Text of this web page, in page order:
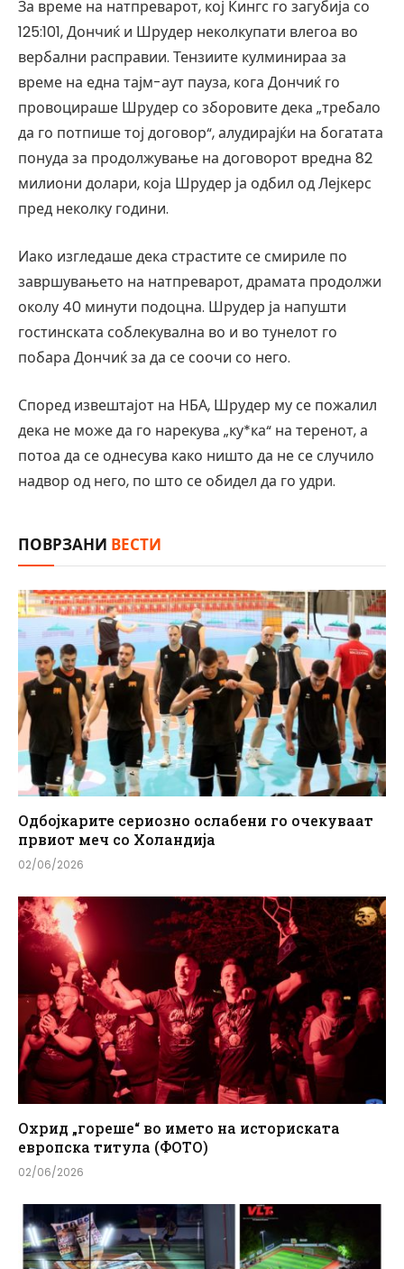
За време на натпреварот, кој Кингс го загубија со
125:101, Дончиќ и Шрудер неколкупати влегоа во
вербални расправии. Тензиите кулминираа за
време на една тајм-аут пауза, кога Дончиќ го
провоцираше Шрудер со зборовите дека „требало
да го потпише тој договор“, алудирајќи на богатата
понуда за продолжување на договорот вредна 82
милиони долари, која Шрудер ја одбил од Лејкерс
пред неколку години.
Иако изгледаше дека страстите се смириле по
завршувањето на натпреварот, драмата продолжи
околу 40 минути подоцна. Шрудер ја напушти
гостинската соблекувална во и во тунелот го
побара Дончиќ за да се соочи со него.
Според извештајот на НБА, Шрудер му се пожалил
дека не може да го нарекува „ку*ка“ на теренот, а
потоа да се однесува како ништо да не се случило
надвор од него, по што се обидел да го удри.
ПОВРЗАНИ ВЕСТИ
Одбојкарите сериозно ослабени го очекуваат
првиот меч со Холандија
02/06/2026
Охрид „гореше“ во името на историската
европска титула (ФОТО)
02/06/2026